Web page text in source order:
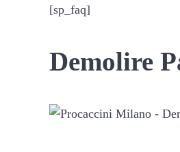
[sp_faq]
Demolire